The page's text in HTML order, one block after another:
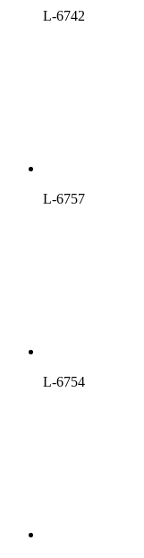
L-6742
L-6757
L-6754